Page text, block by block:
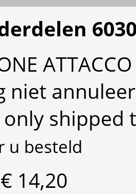
ATTACCO
niet
only shipped
u besteld
14,20